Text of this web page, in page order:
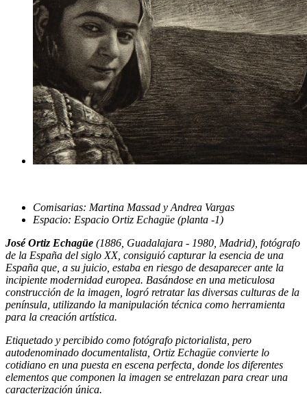
Comisarias: Martina Massad y Andrea Vargas
Espacio: Espacio Ortiz Echagüe (planta -1)
José Ortiz Echagüe (1886, Guadalajara - 1980, Madrid), fotógrafo
de la España del siglo XX, consiguió capturar la esencia de una
España que, a su juicio, estaba en riesgo de desaparecer ante la
incipiente modernidad europea. Basándose en una meticulosa
construcción de la imagen, logró retratar las diversas culturas de la
península, utilizando la manipulación técnica como herramienta
para la creación artística.
Etiquetado y percibido como fotógrafo pictorialista, pero
autodenominado documentalista, Ortiz Echagüe convierte lo
cotidiano en una puesta en escena perfecta, donde los diferentes
elementos que componen la imagen se entrelazan para crear una
caracterización única.